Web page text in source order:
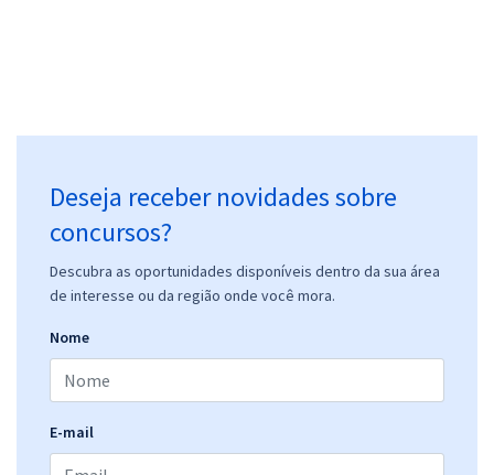
Deseja receber novidades sobre
concursos?
Descubra as oportunidades disponíveis dentro da sua área
de interesse ou da região onde você mora.
Nome
E-mail